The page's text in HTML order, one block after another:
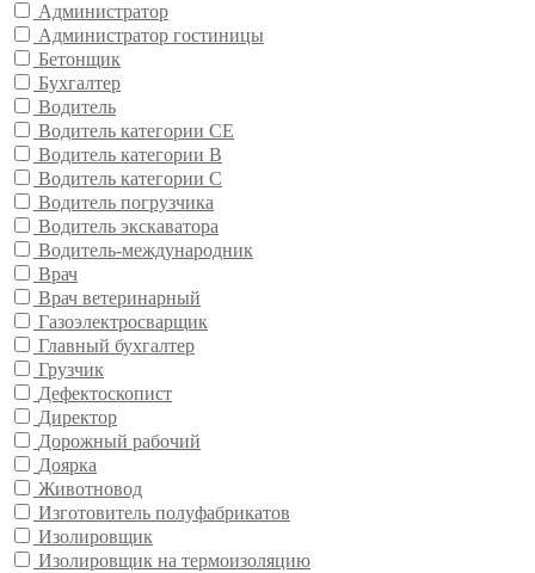
Администратор
Администратор гостиницы
Бетонщик
Бухгалтер
Водитель
Водитель категории CE
Водитель категории В
Водитель категории С
Водитель погрузчика
Водитель экскаватора
Водитель-международник
Врач
Врач ветеринарный
Газоэлектросварщик
Главный бухгалтер
Грузчик
Дефектоскопист
Директор
Дорожный рабочий
Доярка
Животновод
Изготовитель полуфабрикатов
Изолировщик
Изолировщик на термоизоляцию